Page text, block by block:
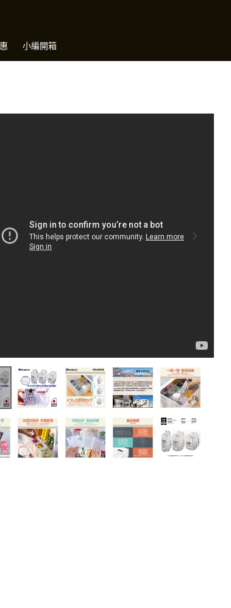
小編開箱